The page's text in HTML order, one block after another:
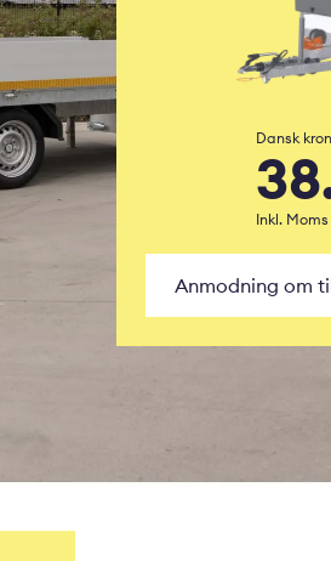
Dansk
Inkl. Moms
Anmodning om